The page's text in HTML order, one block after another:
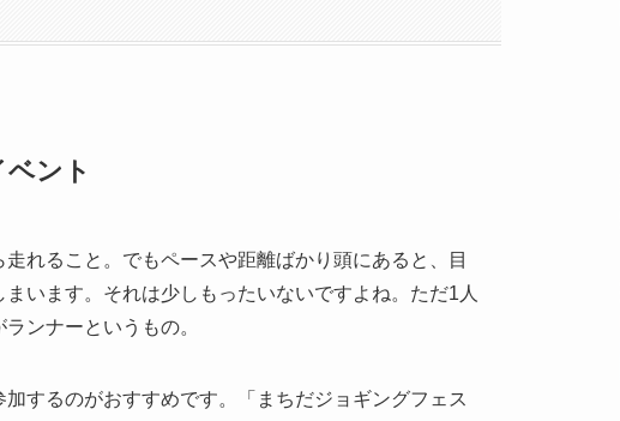
ント
れること。でもペースや距離ばかり頭にあると、目
います。それは少しもったいないですよね。ただ1人
ンナーというもの。
するのがおすすめです。「まちだジョギングフェス